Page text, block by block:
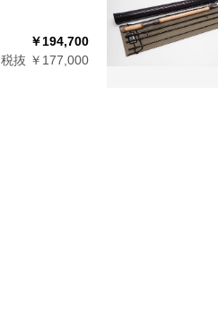
￥194,700
税抜 ￥177,000